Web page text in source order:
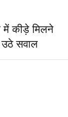
में कीड़े मिलने
उठे सवाल